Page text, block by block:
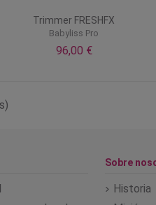
Trimmer FRESHFX
Babyliss Pro
96,00 €
Sobre
Historia